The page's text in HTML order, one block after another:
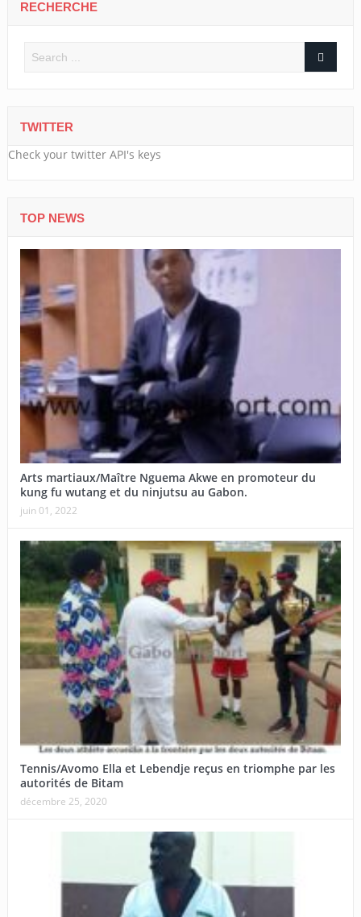
RECHERCHE
TWITTER
Check your twitter API's keys
TOP NEWS
Arts martiaux/Maître Nguema Akwe en promoteur du
kung fu wutang et du ninjutsu au Gabon.
juin 01, 2022
Tennis/Avomo Ella et Lebendje reçus en triomphe par les
autorités de Bitam
décembre 25, 2020